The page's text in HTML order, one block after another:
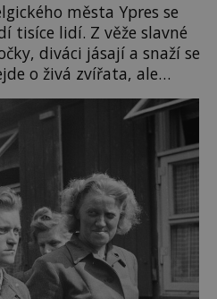
města Ypres se
tisíce lidí. Z věže slavné
diváci jásají a snaží se
o živá zvířata, ale
Kdysi to ale bylo jinak.
jeden z
nejkrutějších zvyků […]